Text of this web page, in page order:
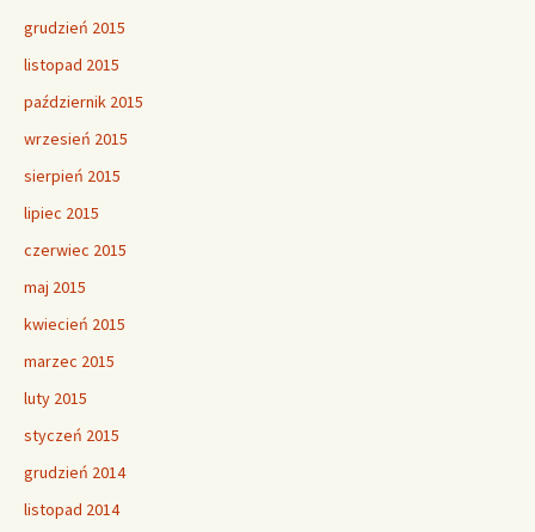
grudzień 2015
listopad 2015
październik 2015
wrzesień 2015
sierpień 2015
lipiec 2015
czerwiec 2015
maj 2015
kwiecień 2015
marzec 2015
luty 2015
styczeń 2015
grudzień 2014
listopad 2014